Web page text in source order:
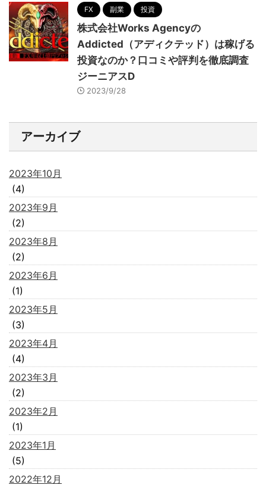
FX 副業 投資
株式会社Works Agencyの
Addicted（アディクテッド）は稼げる
投資なのか？口コミや評判を徹底調査
ジーニアスD
2023/9/28
アーカイブ
2023年10月
(4)
2023年9月
(2)
2023年8月
(2)
2023年6月
(1)
2023年5月
(3)
2023年4月
(4)
2023年3月
(2)
2023年2月
(1)
2023年1月
(5)
2022年12月